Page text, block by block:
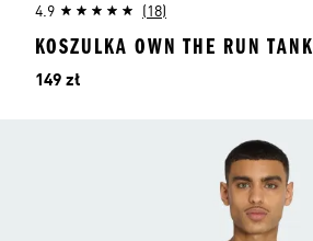
4.9 (18)
KOSZULKA OWN THE RUN TANK
Cena
149 zł